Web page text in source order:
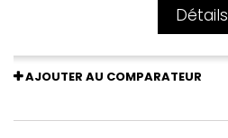
Détails
AJOUTER AU COMPARATEUR